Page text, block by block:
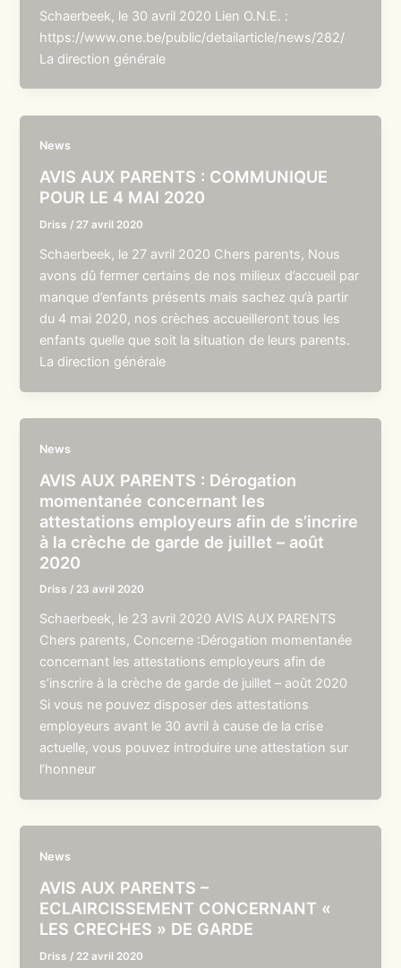
Schaerbeek, le 30 avril 2020 Lien O.N.E. :
https://www.one.be/public/detailarticle/news/282/
La direction générale
News
AVIS AUX PARENTS : COMMUNIQUE
POUR LE 4 MAI 2020
Driss / 27 avril 2020
Schaerbeek, le 27 avril 2020 Chers parents, Nous
avons dû fermer certains de nos milieux d’accueil par
manque d’enfants présents mais sachez qu’à partir
du 4 mai 2020, nos crèches accueilleront tous les
enfants quelle que soit la situation de leurs parents.
La direction générale
News
AVIS AUX PARENTS : Dérogation
momentanée concernant les
attestations employeurs afin de s’incrire
à la crèche de garde de juillet – août
2020
Driss / 23 avril 2020
Schaerbeek, le 23 avril 2020 AVIS AUX PARENTS
Chers parents, Concerne :Dérogation momentanée
concernant les attestations employeurs afin de
s’inscrire à la crèche de garde de juillet – août 2020
Si vous ne pouvez disposer des attestations
employeurs avant le 30 avril à cause de la crise
actuelle, vous pouvez introduire une attestation sur
l’honneur
News
AVIS AUX PARENTS –
ECLAIRCISSEMENT CONCERNANT «
LES CRECHES » DE GARDE
Driss / 22 avril 2020